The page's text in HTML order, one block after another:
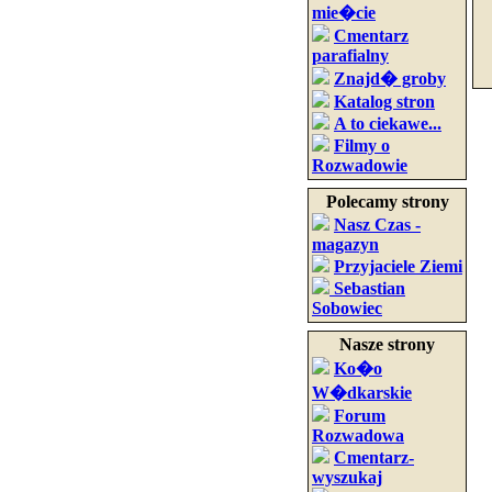
mie�cie
Cmentarz
parafialny
Znajd� groby
Katalog stron
A to ciekawe...
Filmy o
Rozwadowie
Polecamy strony
Nasz Czas -
magazyn
Przyjaciele Ziemi
Sebastian
Sobowiec
Nasze strony
Ko�o
W�dkarskie
Forum
Rozwadowa
Cmentarz-
wyszukaj